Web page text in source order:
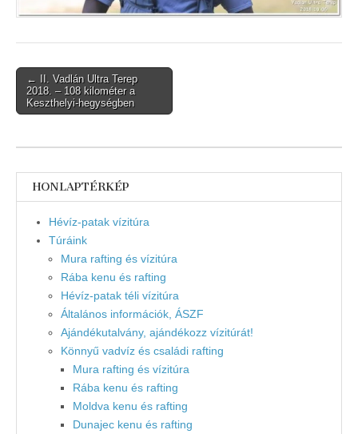
Post
navigation
← II. Vadlán Ultra Terep
2018. – 108 kilométer a
Keszthelyi-hegységben
HONLAPTÉRKÉP
Hévíz-patak vízitúra
Túráink
Mura rafting és vízitúra
Rába kenu és rafting
Hévíz-patak téli vízitúra
Általános információk, ÁSZF
Ajándékutalvány, ajándékozz vízitúrát!
Könnyű vadvíz és családi rafting
Mura rafting és vízitúra
Rába kenu és rafting
Moldva kenu és rafting
Dunajec kenu és rafting